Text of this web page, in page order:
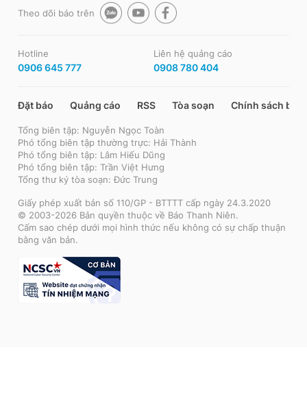
Theo dõi báo trên
Hotline
0906 645 777
Liên hệ quảng cáo
0908 780 404
Đặt báo Quảng cáo RSS Tòa soạn Chính sách bảo
Tổng biên tập: Nguyễn Ngọc Toàn
Phó tổng biên tập thường trực: Hải Thành
Phó tổng biên tập: Lâm Hiếu Dũng
Phó tổng biên tập: Trần Việt Hưng
Tổng thư ký tòa soạn: Đức Trung
Giấy phép xuất bản số 110/GP - BTTTT cấp ngày 24.3.2020
© 2003-2026 Bản quyền thuộc về Báo Thanh Niên.
Cấm sao chép dưới mọi hình thức nếu không có sự chấp thuận
bằng văn bản.